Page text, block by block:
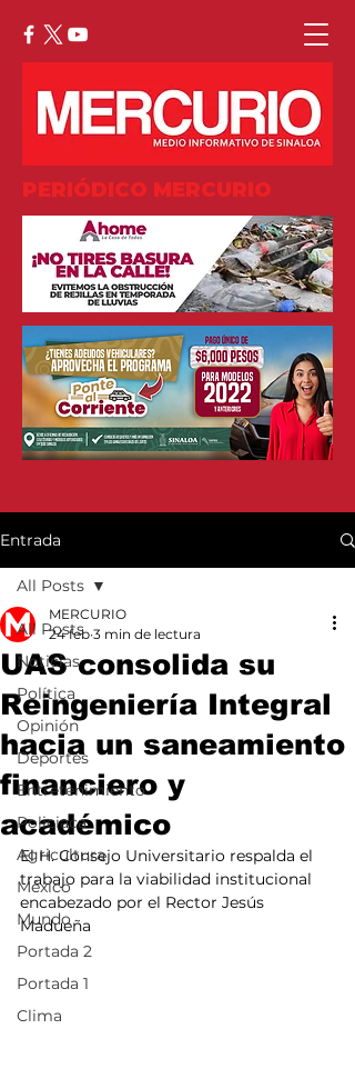
PERIÓDICO MERCURIO
Entrada
All Posts
Noticias
Política
Opinión
Deportes
Entretenimiento
Policiaca
Agricultura
México
Mundo
Portada 2
Portada 1
Clima
All Posts
UAS consolida su
Reingeniería Integral
hacia un saneamiento
financiero y
académico
MERCURIO
24 feb 3 min de lectura
El H. Consejo Universitario respalda el
trabajo para la viabilidad institucional
encabezado por el Rector Jesús
Madueña